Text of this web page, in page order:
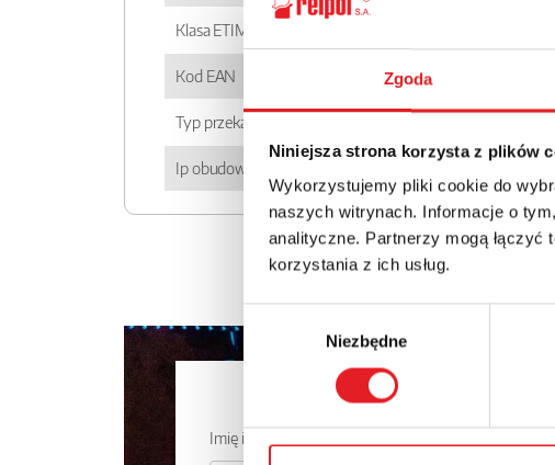
Zgoda
Niniejsza strona korzysta z plików
Wykorzystujemy pliki cookie do
naszych witrynach. Informacje o
analityczne. Partnerzy mogą
korzystania z ich usług.
Niezbędne
Klasa ETIM
Kod EAN
Typ przekaźnika
Ip obudowy
Zapytaj o
Imię i nazwisko: *